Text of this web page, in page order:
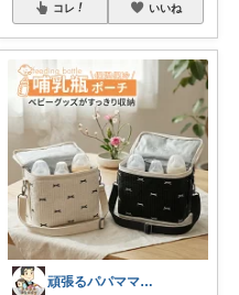
コレ いいね
頑張るパパママ応援隊@育児・子供用品紹介